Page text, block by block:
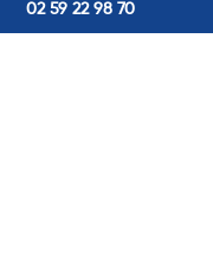
02 59 22 98 70